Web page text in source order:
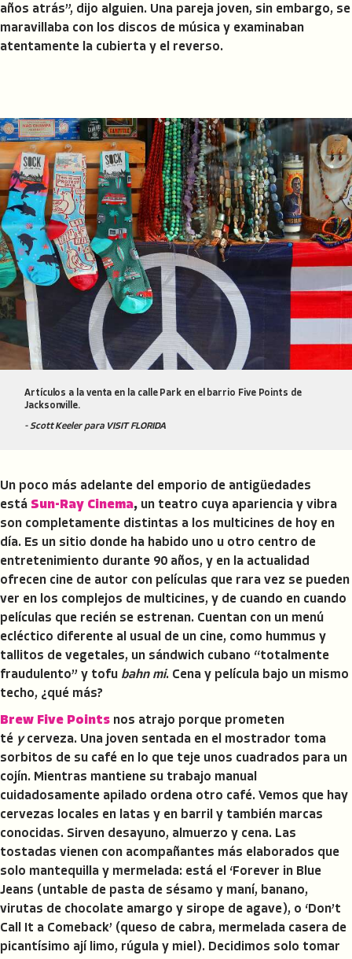
años atrás”, dijo alguien. Una pareja joven, sin embargo, se
maravillaba con los discos de música y examinaban
atentamente la cubierta y el reverso.
Artículos a la venta en la calle Park en el barrio Five Points de
Jacksonville.
- Scott Keeler para VISIT FLORIDA
Un poco más adelante del emporio de antigüedades
está Sun-Ray Cinema, un teatro cuya apariencia y vibra
son completamente distintas a los multicines de hoy en
día. Es un sitio donde ha habido uno u otro centro de
entretenimiento durante 90 años, y en la actualidad
ofrecen cine de autor con películas que rara vez se pueden
ver en los complejos de multicines, y de cuando en cuando
películas que recién se estrenan. Cuentan con un menú
ecléctico diferente al usual de un cine, como hummus y
tallitos de vegetales, un sándwich cubano “totalmente
fraudulento” y tofu bahn mi. Cena y película bajo un mismo
techo, ¿qué más?
Brew Five Points nos atrajo porque prometen
té ycerveza. Una joven sentada en el mostrador toma
sorbitos de su café en lo que teje unos cuadrados para un
cojín. Mientras mantiene su trabajo manual
cuidadosamente apilado ordena otro café. Vemos que hay
cervezas locales en latas y en barril y también marcas
conocidas. Sirven desayuno, almuerzo y cena. Las
tostadas vienen con acompañantes más elaborados que
solo mantequilla y mermelada: está el ‘Forever in Blue
Jeans (untable de pasta de sésamo y maní, banano,
virutas de chocolate amargo y sirope de agave), o ‘Don’t
Call It a Comeback’ (queso de cabra, mermelada casera de
picantísimo ají limo, rúgula y miel). Decidimos solo tomar